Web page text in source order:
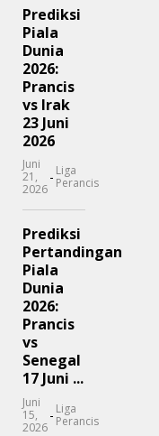
Prediksi
Piala
Dunia
2026:
Prancis
vs Irak
23 Juni
2026
Juni
21,
2026
- Liga
Perancis
Prediksi
Pertandingan
Piala
Dunia
2026:
Prancis
vs
Senegal
17 Juni ...
Juni
15,
2026
- Liga
Perancis